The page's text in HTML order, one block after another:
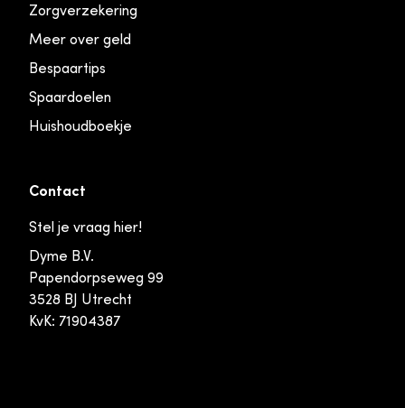
Zorgverzekering
Meer over geld
Bespaartips
Spaardoelen
Huishoudboekje
Contact
Stel je vraag hier!
Dyme B.V.
Papendorpseweg 99
3528 BJ Utrecht
KvK: 71904387